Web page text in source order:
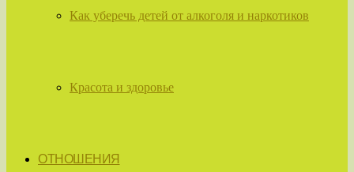
Как уберечь детей от алкоголя и наркотиков
Красота и здоровье
ОТНОШЕНИЯ